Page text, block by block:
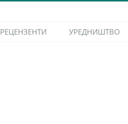
РЕЦЕНЗЕНТИ УРЕДНИШТВО